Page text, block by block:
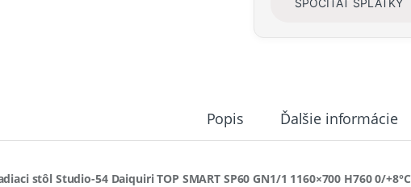
SPOČÍTAŤ SPLÁTKY
Popis Ďalšie informácie
stôl Studio-54 Daiquiri TOP SMART SP60 GN1/1 1160×700 H760 0/+8°C